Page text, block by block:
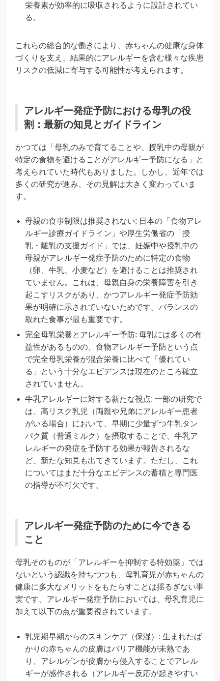
栄養素が効率的に吸収されるように設計されてい
る。
これらの総合的な働きにより、赤ちゃんの健康な身体
づくりを支え、結果的にアレルギーを含む様々な疾患
リスクの低減に寄与する可能性が考えられます。
アレルギー発症予防における母乳の役
割：最新の知見とガイドライン
かつては「母乳のみで育てることや、授乳中の母親が
特定の食物を避けることがアレルギー予防になる」と
考えられていた時代もありました。しかし、近年では
多くの研究が進み、その見解は大きく変わっていま
す。
母親の食事制限は推奨されない: 日本の「食物アレ
ルギー診療ガイドライン」や厚生労働省の「授
乳・離乳の支援ガイド」では、妊娠中や授乳中の
母親がアレルギー発症予防のために特定の食物
（卵、牛乳、小麦など）を避けることは推奨され
ていません。これは、母親自身の栄養障害を引き
起こすリスクがあり、かつアレルギー発症予防効
果が明確に示されていないためです。バランスの
取れた食事が最も重要です。
完全母乳栄養とアレルギー予防: 母乳には多くの有
益性があるものの、食物アレルギー予防という点
で完全母乳栄養が混合栄養に比べて「優れてい
る」という十分なエビデンスは現在のところ確立
されていません。
牛乳アレルギーに対する新たな視点: 一部の研究で
は、高リスク乳児（両親や兄弟にアレルギー患者
がいる場合）において、早期に少量ずつ牛乳タン
パク質（普通ミルク）を摂取することで、牛乳ア
レルギーの発症を予防する効果が報告されるな
ど、新たな知見も出てきています。ただし、これ
についてはまだ十分なエビデンスの蓄積と専門医
の指導が不可欠です。
アレルギー発症予防のために今できる
こと
母乳そのものが「アレルギーを抑制する特効薬」では
ないという認識を持ちつつも、母乳育児が赤ちゃんの
健康に多大なメリットをもたらすことは揺るぎない事
実です。アレルギー発症予防においては、母乳育児に
加えて以下の点が重要視されています。
乳児期早期からのスキンケア（保湿）: 生まれたば
かりの赤ちゃんの皮膚はバリア機能が未熟であ
り、アレルゲンが皮膚から侵入することでアレル
ギーが感作される（アレルギー反応が起きやすい